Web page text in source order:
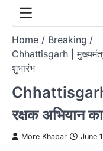
Home
Breaking
Chhattisgarh |
शुभारंभ
Chhattisgarh
रक्षक अभियान
More Khabar June